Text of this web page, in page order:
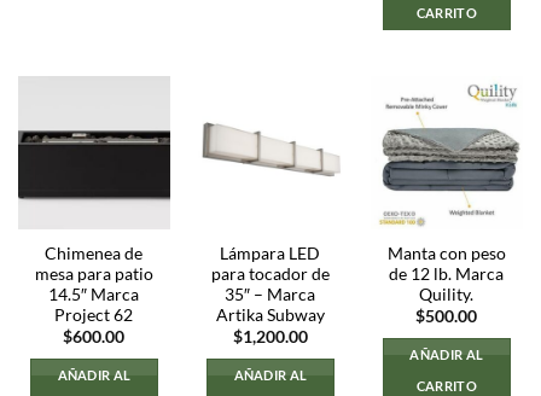
CARRITO
Chimenea de
mesa para patio
14.5″ Marca
Project 62
$600.00
AÑADIR AL
Lámpara LED
para tocador de
35″ – Marca
Artika Subway
$1,200.00
AÑADIR AL
Manta con peso
de 12 lb. Marca
Quility.
$500.00
AÑADIR AL
CARRITO